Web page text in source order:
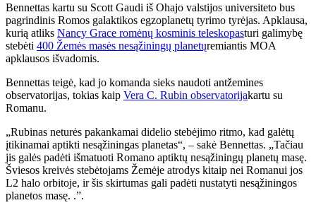
Bennettas kartu su Scott Gaudi iš Ohajo valstijos universiteto bus
pagrindinis Romos galaktikos egzoplanetų tyrimo tyrėjas. Apklausa,
kurią atliks Nancy Grace romėnų kosminis teleskopasturi galimybę
stebėti 400 Žemės masės nesąžiningų planetųremiantis MOA
apklausos išvadomis.
Bennettas teigė, kad jo komanda sieks naudoti antžemines
observatorijas, tokias kaip Vera C. Rubin observatorijakartu su
Romanu.
„Rubinas neturės pakankamai didelio stebėjimo ritmo, kad galėtų
įtikinamai aptikti nesąžiningas planetas“, – sakė Bennettas. „Tačiau
jis galės padėti išmatuoti Romano aptiktų nesąžiningų planetų masę.
Šviesos kreivės stebėtojams Žemėje atrodys kitaip nei Romanui jos
L2 halo orbitoje, ir šis skirtumas gali padėti nustatyti nesąžiningos
planetos masę. .”.